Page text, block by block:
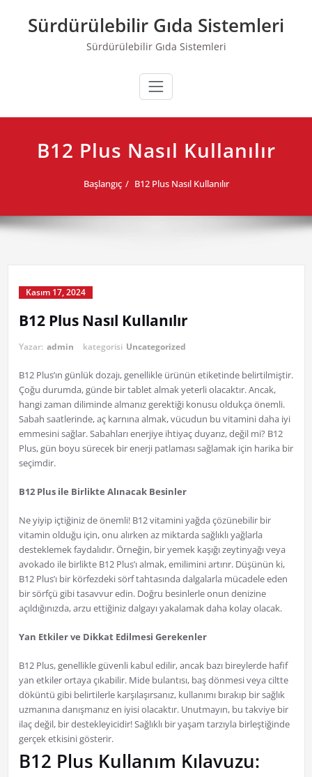
contentSürdürülebilir Gıda Sistemleri
Sürdürülebilir Gıda Sistemleri
B12 Plus Nasıl Kullanılır
Başlangıç B12 Plus Nasıl Kullanılır
Kasım 17, 2024
B12 Plus Nasıl Kullanılır
Yazar: admin kategorisi Uncategorized
B12 Plus’ın günlük dozajı, genellikle ürünün etiketinde belirtilmiştir.
Çoğu durumda, günde bir tablet almak yeterli olacaktır. Ancak,
hangi zaman diliminde almanız gerektiği konusu oldukça önemli.
Sabah saatlerinde, aç karnına almak, vücudun bu vitamini daha iyi
emmesini sağlar. Sabahları enerjiye ihtiyaç duyarız, değil mi? B12
Plus, gün boyu sürecek bir enerji patlaması sağlamak için harika bir
seçimdir.
B12 Plus ile Birlikte Alınacak Besinler
Ne yiyip içtiğiniz de önemli! B12 vitamini yağda çözünebilir bir
vitamin olduğu için, onu alırken az miktarda sağlıklı yağlarla
desteklemek faydalıdır. Örneğin, bir yemek kaşığı zeytinyağı veya
avokado ile birlikte B12 Plus’ı almak, emilimini artırır. Düşünün ki,
B12 Plus’ı bir körfezdeki sörf tahtasında dalgalarla mücadele eden
bir sörfçü gibi tasavvur edin. Doğru besinlerle onun denizine
açıldığınızda, arzu ettiğiniz dalgayı yakalamak daha kolay olacak.
Yan Etkiler ve Dikkat Edilmesi Gerekenler
B12 Plus, genellikle güvenli kabul edilir, ancak bazı bireylerde hafif
yan etkiler ortaya çıkabilir. Mide bulantısı, baş dönmesi veya ciltte
döküntü gibi belirtilerle karşılaşırsanız, kullanımı bırakıp bir sağlık
uzmanına danışmanız en iyisi olacaktır. Unutmayın, bu takviye bir
ilaç değil, bir destekleyicidir! Sağlıklı bir yaşam tarzıyla birleştiğinde
gerçek etkisini gösterir.
B12 Plus Kullanım Kılavuzu: